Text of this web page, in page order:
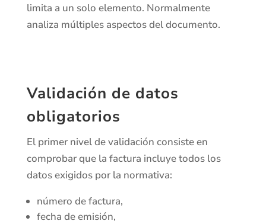
limita a un solo elemento. Normalmente
analiza múltiples aspectos del documento.
Validación de datos
obligatorios
El primer nivel de validación consiste en
comprobar que la factura incluye todos los
datos exigidos por la normativa:
número de factura,
fecha de emisión,